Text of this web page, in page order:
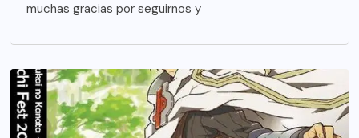
muchas gracias por seguirnos y